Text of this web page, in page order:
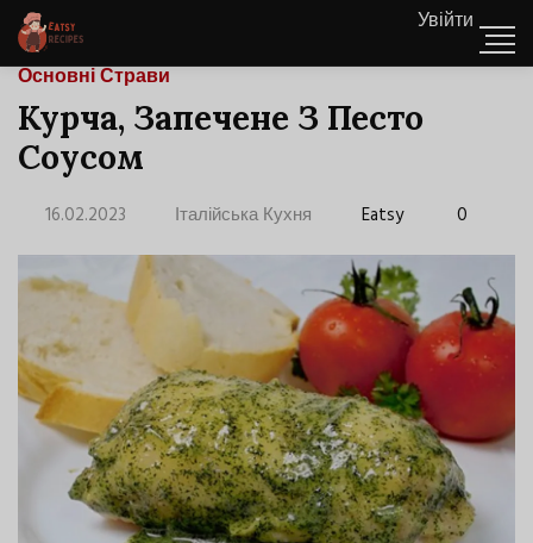
Увійти
Основні Страви
Курча, Запечене З Песто
Соусом
16.02.2023 Італійська Кухня Eatsy 0